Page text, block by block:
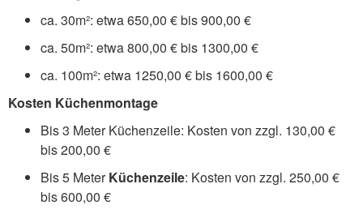
ca. 30m²: etwa 650,00 € bis 900,00 €
ca. 50m²: etwa 800,00 € bis 1300,00 €
ca. 100m²: etwa 1250,00 € bis 1600,00 €
Kosten Küchenmontage
Bis 3 Meter Küchenzeile: Kosten von zzgl. 130,00 €
bis 200,00 €
Bis 5 MeterKüchenzeile: Kosten von zzgl. 250,00 €
bis 600,00 €